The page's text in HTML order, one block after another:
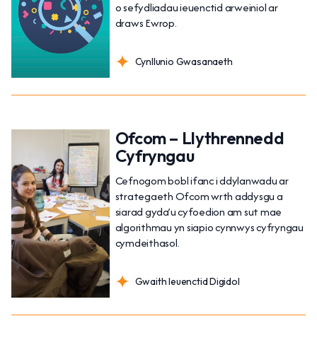
o sefydliadau ieuenctid arweiniol ar
draws Ewrop.
Cynllunio Gwasanaeth
Ofcom – Llythrennedd
Cyfryngau
Cefnogom bobl ifanc i ddylanwadu ar
strategaeth Ofcom wrth addysgu a
siarad gyda’u cyfoedion am sut mae
algorithmau yn siapio cynnwys cyfryngau
cymdeithasol.
Gwaith Ieuenctid Digidol